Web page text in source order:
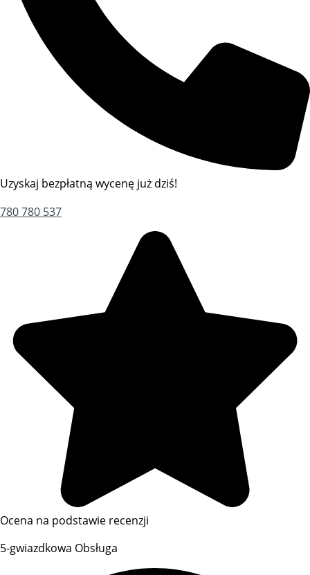
Uzyskaj bezpłatną wycenę już dziś!
780 780 537
Ocena na podstawie recenzji
5-gwiazdkowa Obsługa